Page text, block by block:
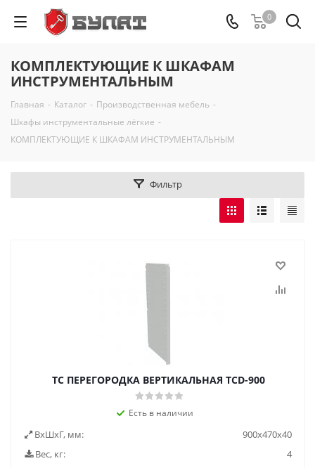
0
КОМПЛЕКТУЮЩИЕ К ШКАФАМ
ИНСТРУМЕНТАЛЬНЫМ
Главная - Каталог - Производственная мебель -
Шкафы инструментальные лёгкие -
КОМПЛЕКТУЮЩИЕ К ШКАФАМ ИНСТРУМЕНТАЛЬНЫМ
Фильтр
TC ПЕРЕГОРОДКА ВЕРТИКАЛЬНАЯ TCD-900
Есть в наличии
ВxШxГ, мм:
900x470x40
Вес, кг:
4